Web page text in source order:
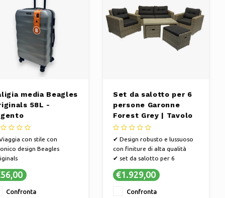
media Beagles
58L -
con stile con
design Beagles
di sicurezza per
al meglio i tuoi
Confronta
Set da salotto per 6
persone Garonne
Forest Grey | Tavolo
incluso
✔ Design robusto e lussuoso
con finiture di alta qualità
✔ set da salotto per 6
persone
✔ Antisporco e non richiede
€1.929,00
Confronta